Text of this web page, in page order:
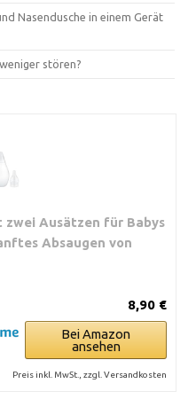
Nasendusche in einem Gerät
stören?
zwei Ausätzen für Babys
Absaugen von
8,90 €
Bei Amazon
ansehen
Preis inkl. MwSt., zzgl. Versandkosten